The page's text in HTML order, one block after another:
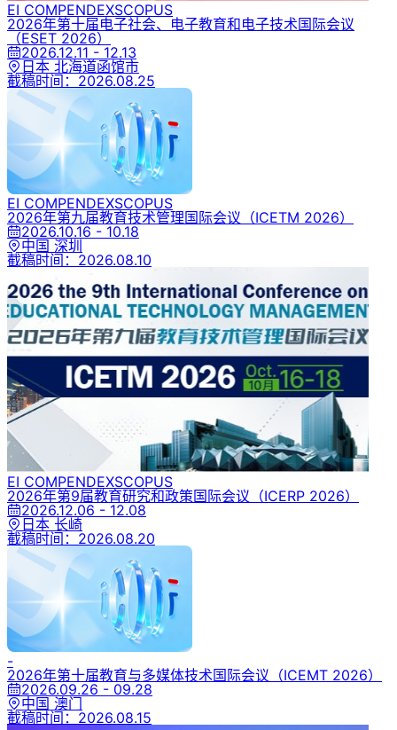
EI COMPENDEXSCOPUS
2026年第十届电子社会、电子教育和电子技术国际会议
（ESET 2026）
2026.12.11 - 12.13
日本 北海道函馆市
截稿时间： 2026.08.25
EI COMPENDEXSCOPUS
2026年第九届教育技术管理国际会议 （ICETM 2026）
2026.10.16 - 10.18
中国 深圳
截稿时间： 2026.08.10
EI COMPENDEXSCOPUS
2026年第9届教育研究和政策国际会议 （ICERP 2026）
2026.12.06 - 12.08
日本 长崎
截稿时间： 2026.08.20
-
2026年第十届教育与多媒体技术国际会议 （ICEMT 2026）
2026.09.26 - 09.28
中国 澳门
截稿时间： 2026.08.15